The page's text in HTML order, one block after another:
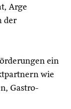
Arge
der
ein
wie
Gastro-